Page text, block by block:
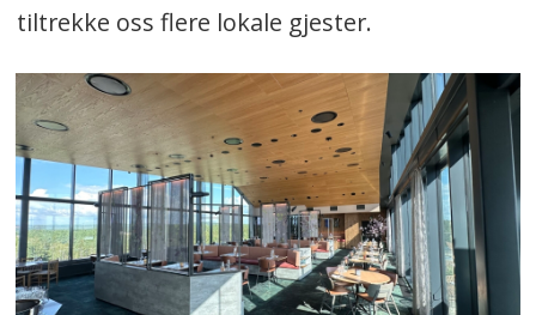
tiltrekke oss flere lokale gjester.